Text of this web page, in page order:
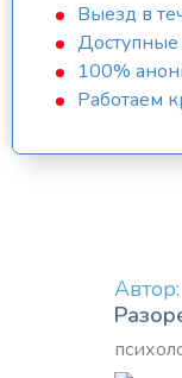
Выезд в
100%
Работаем
Автор: